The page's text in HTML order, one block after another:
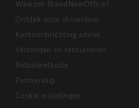
Waarom BrandNewOffice?
Ontdek onze showroom
Kantoorinrichting advies
Verzenden en retourneren
Betaalmethode
Partnership
Cookie instellingen